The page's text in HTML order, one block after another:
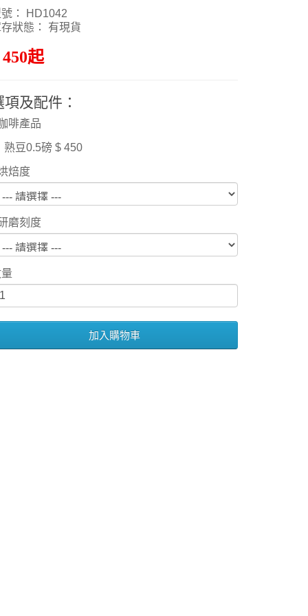
： HD1042
狀態： 有現貨
起
項及配件：
啡產品
熟豆0.5磅 $ 450
焙度
磨刻度
加入購物車